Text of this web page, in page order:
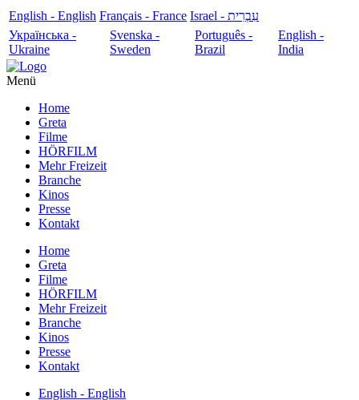
English - English Français - France
עִבְרִית - Israel
Українська -
Ukraine
Svenska -
Sweden
Português -
Brazil
English -
India
Menü
Home
Greta
Filme
HÖRFILM
Mehr Freizeit
Branche
Kinos
Presse
Kontakt
Home
Greta
Filme
HÖRFILM
Mehr Freizeit
Branche
Kinos
Presse
Kontakt
English - English